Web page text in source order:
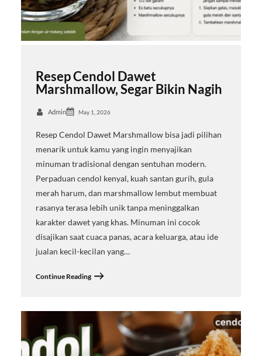
Resep Cendol Dawet
Marshmallow, Segar Bikin Nagih
Admin May 1, 2026
Resep Cendol Dawet Marshmallow bisa jadi pilihan
menarik untuk kamu yang ingin menyajikan
minuman tradisional dengan sentuhan modern.
Perpaduan cendol kenyal, kuah santan gurih, gula
merah harum, dan marshmallow lembut membuat
rasanya terasa lebih unik tanpa meninggalkan
karakter dawet yang khas. Minuman ini cocok
disajikan saat cuaca panas, acara keluarga, atau ide
jualan kecil-kecilan yang…
Continue Reading